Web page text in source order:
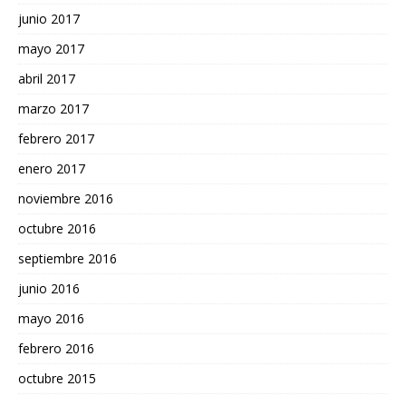
junio 2017
mayo 2017
abril 2017
marzo 2017
febrero 2017
enero 2017
noviembre 2016
octubre 2016
septiembre 2016
junio 2016
mayo 2016
febrero 2016
octubre 2015